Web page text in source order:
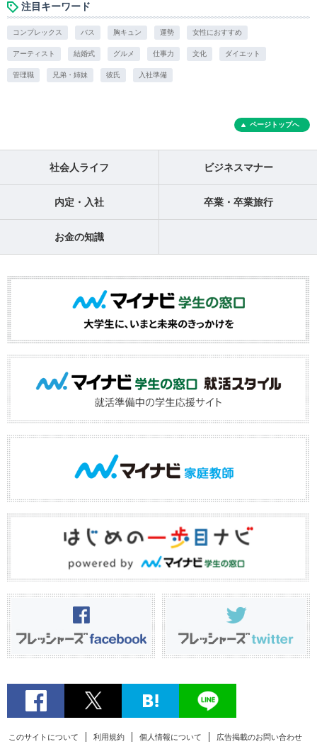
注目キーワード
コンプレックス バス 胸キュン 運勢 女性におすすめ
アーティスト 結婚式 グルメ 仕事力 文化 ダイエット
管理職 兄弟・姉妹 彼氏 入社準備
ページトップへ
社会人ライフ ビジネスマナー
内定・入社 卒業・卒業旅行
お金の知識
このサイトについて 利用規約 個人情報について 広告掲載のお問い合わせ